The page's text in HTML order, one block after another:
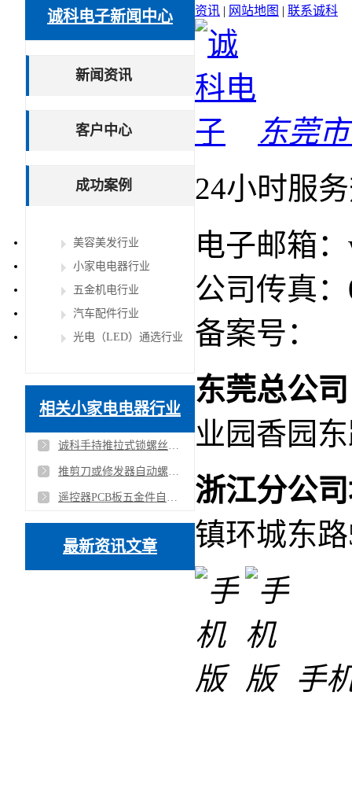
诚科电子新闻中心
新闻资讯
客户中心
成功案例
美容美发行业
小家电电器行业
五金机电行业
汽车配件行业
光电（LED）通选行业
相关小家电电器行业
诚科手持推拉式锁螺丝机/手持下压式锁螺丝机
推剪刀或修发器自动螺丝打高于合并机器人
遥控器PCB板五金件自动双头焊锡机器人
最新资讯文章
资讯 | 网站地图 | 联系诚科
东莞
24小时服
电子邮箱
公司传真：
备案号：
东莞总公
业园香园
浙江分公
镇环城东
手